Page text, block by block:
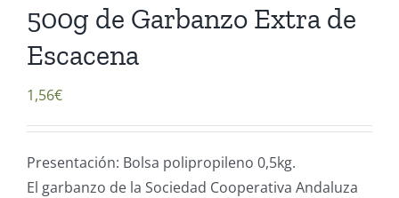
500g de Garbanzo Extra de
Escacena
1,56€
Presentación: Bolsa polipropileno 0,5kg.
El garbanzo de la Sociedad Cooperativa Andaluza